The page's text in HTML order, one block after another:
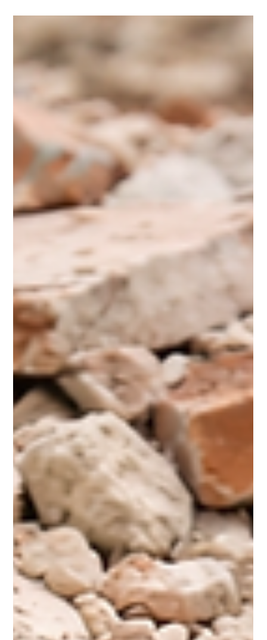
Quando Paghi una
Ristrutturazione Cosa Devi
Sapere sui Costi Reali e le
Detrazioni Fiscali
Quando si affronta una ristrutturazione, il
ragionamento più immediato è semplice:se il
costo complessivo è di 55.000 €, si tende a
pensare che quella sia la somma a disposizione
dell’impresa per eseguire i lavori. In realtà, il
funzionamento economico e fiscale di una
ristrutturazione è più articolato e merita di
essere compreso, perché incide direttamente
sulla gestione del cantiere, sui tempi e sulla
qualità dell’intervento. La differenza tra importo
pagato e disponibilità